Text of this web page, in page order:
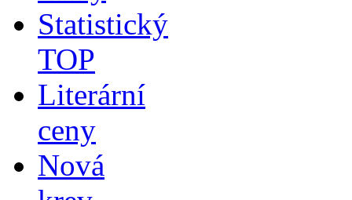
Statistický
TOP
Literární
ceny
Nová